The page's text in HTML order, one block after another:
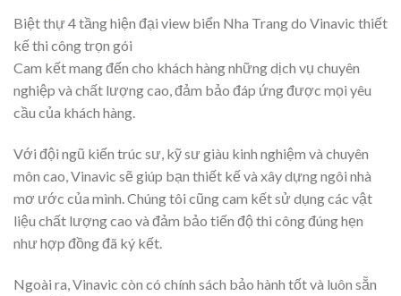
Biệt thự 4 tầng hiện đại view biển Nha Trang do Vinavic thiết
kế thi công trọn gói
Cam kết mang đến cho khách hàng những dịch vụ chuyên
nghiệp và chất lượng cao, đảm bảo đáp ứng được mọi yêu
cầu của khách hàng.
Với đội ngũ kiến trúc sư, kỹ sư giàu kinh nghiệm và chuyên
môn cao, Vinavic sẽ giúp bạn thiết kế và xây dựng ngôi nhà
mơ ước của mình. Chúng tôi cũng cam kết sử dụng các vật
liệu chất lượng cao và đảm bảo tiến độ thi công đúng hẹn
như hợp đồng đã ký kết.
Ngoài ra, Vinavic còn có chính sách bảo hành tốt và luôn sẵn